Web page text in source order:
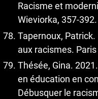
Racisme et
Wieviorka, 357-
Tapernoux,
aux racismes.
Thésée, Gina.
en éducation en
Débusquer le